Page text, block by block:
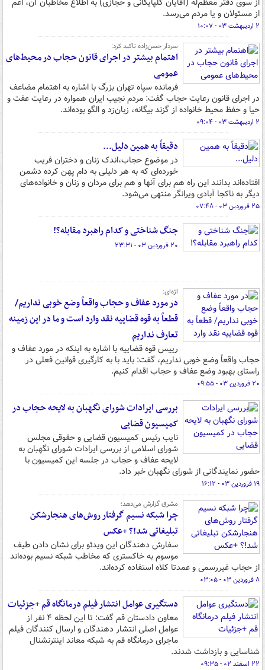
از مسئولان و یا مردم می‌رسد.
۲ اردیبهشت ۰۳ - ۱۰:۰۷
سردار حسن‌زاده تاکید کرد:
اهتمام بیشتر در اجرای قانون حجاب در محیط‌های
عمومی
فرمانده سپاه تهران بزرگ با اشاره به اهتمام مضاعف
در اجرای قانون رعایت حجاب گفت: مردم نجیب ایران همواره در رعایت عفت و
حیا و حفظ محیط خانواده از گزند بیگانه، زبان‌زد و الگو بوده‌اند.
۲ اردیبهشت ۰۳ - ۰۹:۰۴
دقیقاً به همین دلیل...
در موضوع حجاب،اندک زنان و دختران فریب
خورده‌ای که به هر دلیلی به دام پهن کرده دشمن
افتاده‌اند بدانند این راه هم برای آنها و هم برای مردان و زنان و خانواده‌های
دیگر به ناکجا آبادی ویرانگر منتهی می‌شود.
۲۵ فروردین ۰۳ - ۰۷:۴۸
جنگ شناختی و کدام راهبرد مقابله؟!
۲۰ فروردین ۰۳ - ۲۳:۳۱
اژه‌ای:
در مورد عفاف و حجاب واقعاً وضع خوبی نداریم/
قطعاً به قوه قضاییه نقد وارد است و ما در این زمینه
تعارف نداریم
رییس قوه قضاییه با اشاره به اینکه در مورد عفاف و
حجاب واقعاً وضع خوبی نداریم، گفت: باید با به کارگیری قوانین فعلی در
راستای بهبود وضع عفاف و حجاب اقدام کنیم.
۲۰ فروردین ۰۳ - ۰۹:۵۵
بررسی ایرادات شورای نگهبان به لایحه حجاب در
کمیسیون قضایی
نایب رئیس کمیسیون قضایی و حقوقی مجلس
شورای اسلامی از بررسی ایرادات شورای نگهبان به
لایحه عفاف و حجاب در جلسه این کمیسیون با
حضور نمایندگانی از شورای نگهبان خبر داد.
۱۹ فروردین ۰۳ - ۱۶:۱۲
مشرق گزارش می‌دهد؛
چرا شبکه نسیم گرفتار روش‌های هنجارشکن
تبلیغاتی شد!؟ +عکس
سفارش دهندگان این ویدئو برای نشان دادن طیف
موسوم به خاکستری که مخاطب شبکه نسیم بوده‌اند
از حجاب غیررسمی و عمدتا کلاه استفاده کرده‌اند.
۸ فروردین ۰۳ - ۰۳:۰۵
دستگیری عوامل انتشار فیلم درمانگاه قم +جزئیات
معاون دادستان قم گفت: تا این لحظه ۴ نفر از
عوامل اصلی انتشار دهندگان و ارسال کنندگان فیلم
ماجرای درمانگاه قم به شبکه معاند اینترنشنال
شناسایی و بازداشت شدند.
۲۲ اسفند ۰۲ - ۰۹:۳۵